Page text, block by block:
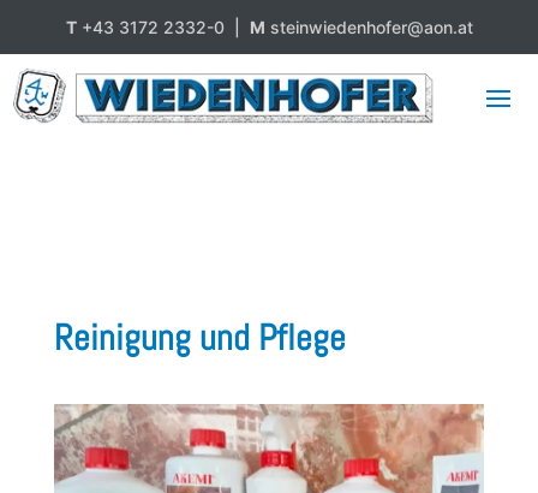
T+43 3172 2332-0 | M steinwiedenhofer@aon.at
Reinigung und Pflege